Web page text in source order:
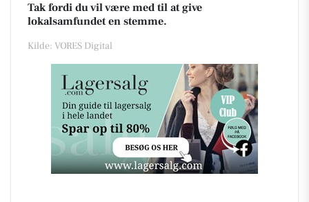
Tak fordi du vil være med til at give
lokalsamfundet en stemme.
Kilde: VORES Digital